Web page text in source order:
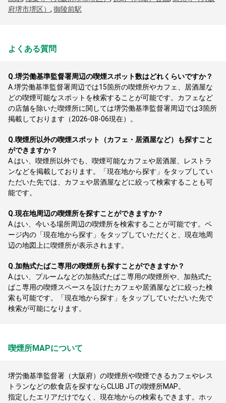
府堺市堺区） , 御陵前駅
よくある質問
Q.堺労働基準監督署周辺の喫煙スポット数はどれくらいですか？
A.堺労働基準監督署周辺では15箇所の喫煙所やカフェ、居酒屋な
どの喫煙可能なスポットを検索することが可能です。カフェなど
の店舗を除いた喫煙所に関しては堺労働基準監督署周辺では3箇所
掲載しております（2026-08-06現在）。
Q.喫煙所以外の喫煙スポット（カフェ・居酒屋など）も探すこと
ができますか？
A. はい、喫煙所以外でも、喫煙可能なカフェや居酒屋、レストラ
ンなどを掲載しております。「現在地から探す」をタップしてい
ただいた先では、カフェや居酒屋などに絞って検索することも可
能です。
Q.現在地周辺の喫煙所を探すことができますか？
A. はい、今いる場所周辺の喫煙所を検索することが可能です。ペ
ージ内の「現在地から探す」をタップしていただくと、現在地周
辺の地図上に喫煙所が表示されます。
Q.加熱式たばこ専用の喫煙所も探すことができますか？
A. はい、プルームなどの加熱式たばこ専用の喫煙所や、加熱式た
ばこ専用の喫煙スペースを設けたカフェや居酒屋などに絞った検
索も可能です。「現在地から探す」をタップしていただいた先で
検索が可能になります。
喫煙所MAPについて
堺労働基準監督署（大阪府）の喫煙所や喫煙できるカフェやレス
トランなどの飲食店を探すならCLUB JTの喫煙所MAP。
指定したエリアだけでなく、現在地からの検索もできます。ホッ